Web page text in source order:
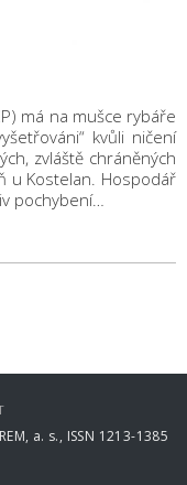
má na mušce rybáře
kvůli ničení
zvláště chráněných
u Kostelan. Hospodář
pochybení…
a. s., ISSN 1213-1385